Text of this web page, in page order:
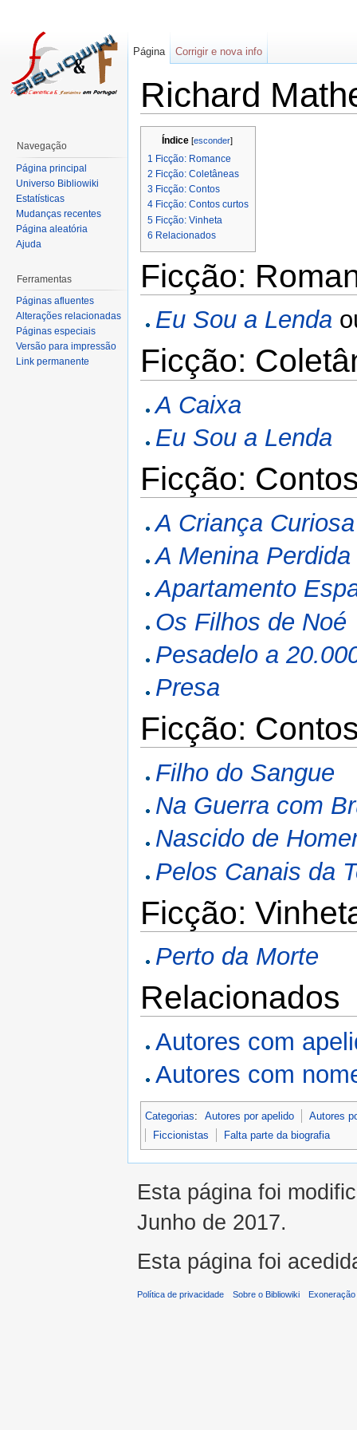
Richard
Índice[esconder]
1 Ficção: Romance
2 Ficção: Coletâneas
3 Ficção: Contos
4 Ficção: Contos curtos
5 Ficção: Vinheta
6 Relacionados
Ficção:
Eu Sou a Lenda
Ficção:
A Caixa
Eu Sou a Lenda
Ficção:
A Criança Curiosa
A Menina Perdida
Apartamento
Os Filhos de Noé
Pesadelo a
Presa
Ficção:
Filho do Sangue
Na Guerra com
Nascido de
Pelos Canais da
Ficção:
Perto da Morte
Relacionados
Autores com
Autores com
Categorias: Autores por apelido
Autores
Ficcionistas
Falta parte da biografia
Página Corrigir e nova info
Navegação
Página principal
Universo Bibliowiki
Estatísticas
Mudanças recentes
Página aleatória
Ajuda
Ferramentas
Páginas afluentes
Alterações relacionadas
Páginas especiais
Versão para impressão
Link permanente
Esta página foi
Junho de 2017.
Esta página foi
Política de privacidade Sobre o Bibliowiki